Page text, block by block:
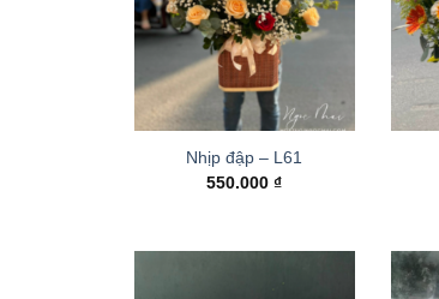
Nhịp đập – L61
550.000₫